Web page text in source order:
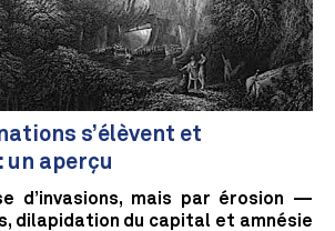
s’élèvent et
un aperçu
d’invasions, mais par érosion —
dilapidation du capital et amnésie